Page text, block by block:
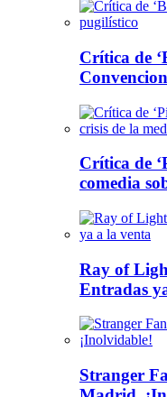
Crítica de
Crítica de
comedia
Ray of
Entradas
Stranger